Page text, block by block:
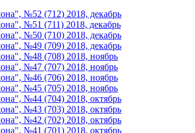
№52 (712) 2018, декабрь
№51 (711) 2018, декабрь
№50 (710) 2018, декабрь
№49 (709) 2018, декабрь
№48 (708) 2018, ноябрь
№47 (707) 2018, ноябрь
№46 (706) 2018, ноябрь
№45 (705) 2018, ноябрь
№44 (704) 2018, октябрь
№43 (703) 2018, октябрь
№42 (702) 2018, октябрь
№41 (701) 2018, октябрь